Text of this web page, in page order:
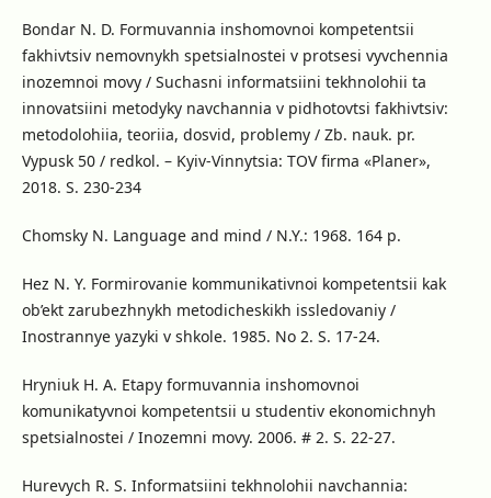
Bondar N. D. Formuvannia inshomovnoi kompetentsii
fakhivtsiv nemovnykh spetsialnostei v protsesi vyvchennia
inozemnoi movy / Suchasni informatsiini tekhnolohii ta
innovatsiini metodyky navchannia v pidhotovtsi fakhivtsiv:
metodolohiia, teoriia, dosvid, problemy / Zb. nauk. pr.
Vypusk 50 / redkol. – Kyiv-Vinnytsia: TOV firma «Planer»,
2018. S. 230-234
Chomsky N. Language and mind / N.Y.: 1968. 164 p.
Hez N. Y. Formirovanie kommunikativnoi kompetentsii kak
ob’ekt zarubezhnykh metodicheskikh issledovaniy /
Inostrannye yazyki v shkole. 1985. No 2. S. 17-24.
Hryniuk H. A. Etapy formuvannia inshomovnoi
komunikatyvnoi kompetentsii u studentiv ekonomichnyh
spetsialnostei / Inozemni movy. 2006. # 2. S. 22-27.
Hurevych R. S. Informatsiini tekhnolohii navchannia: